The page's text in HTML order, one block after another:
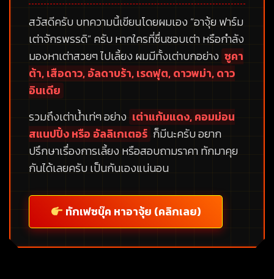
สวัสดีครับ บทความนี้เขียนโดยผมเอง “อาจุ้ย ฟาร์ม
เต่าจักรพรรดิ”ครับ หากใครที่ชื่นชอบเต่า หรือกำลัง
มองหาเต่าสวยๆ ไปเลี้ยง ผมมีทั้งเต่าบกอย่าง ซูคา
ต้า, เสือดาว, อัลดาบร้า, เรดฟุต, ดาวพม่า, ดาว
อินเดีย
รวมถึงเต่าน้ำเท่ๆ อย่าง เต่าแก้มแดง, คอมม่อน
สแนปปิ้ง หรือ อัลลิเกเตอร์ ก็มีนะครับ อยาก
ปรึกษาเรื่องการเลี้ยง หรือสอบถามราคา ทักมาคุย
กันได้เลยครับ เป็นกันเองแน่นอน
ทักเฟซบุ๊ค หาอาจุ้ย (คลิกเลย)